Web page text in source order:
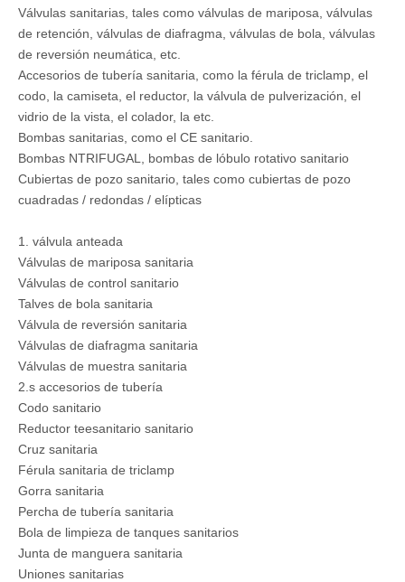
Válvulas sanitarias, tales como válvulas de mariposa, válvulas
de retención, válvulas de diafragma, válvulas de bola, válvulas
de reversión neumática, etc.
Accesorios de tubería sanitaria, como la férula de triclamp, el
codo, la camiseta, el reductor, la válvula de pulverización, el
vidrio de la vista, el colador, la etc.
Bombas sanitarias, como el CE sanitario.
Bombas NTRIFUGAL, bombas de lóbulo rotativo sanitario
Cubiertas de pozo sanitario, tales como cubiertas de pozo
cuadradas / redondas / elípticas
1. válvula anteada
Válvulas de mariposa sanitaria
Válvulas de control sanitario
Talves de bola sanitaria
Válvula de reversión sanitaria
Válvulas de diafragma sanitaria
Válvulas de muestra sanitaria
2.s accesorios de tubería
Codo sanitario
Reductor teesanitario sanitario
Cruz sanitaria
Férula sanitaria de triclamp
Gorra sanitaria
Percha de tubería sanitaria
Bola de limpieza de tanques sanitarios
Junta de manguera sanitaria
Uniones sanitarias